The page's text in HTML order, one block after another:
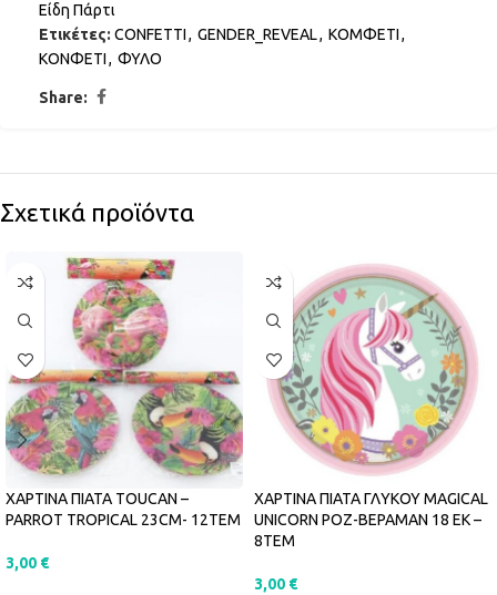
Είδη Πάρτι
Ετικέτες: CONFETTI, GENDER_REVEAL, ΚΟΜΦΕΤΙ,
ΚΟΝΦΕΤΙ, ΦΥΛΟ
Share:
Σχετικά προϊόντα
ΧΑΡΤΙΝΑ ΠΙΑΤΑ TOUCAN –
PARROT TROPICAL 23CM- 12ΤΕΜ
3,00 €
ΧΑΡΤΙΝΑ ΠΙΑΤΑ ΓΛΥΚΟΥ MAGICAL
UNICORN ΡΟΖ-ΒΕΡΑΜΑΝ 18 ΕΚ –
8ΤΕΜ
3,00 €